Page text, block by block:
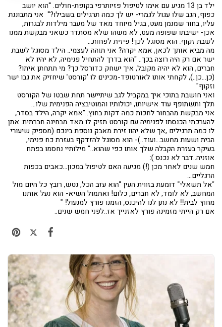
ילד בן 13 מגיע עם אימו לטיפול פזיותרפי בקופת-חולים. "הוא יושב
כפוף, הגב שלו עגול לגמרי- יש לך כמה תרגילים בשבילו?" אני מתבוננת
עליו, בחור שמנמן מעט, בגיל מיוחד מאד של מעבר מילדות לבגרות,
אכן- ישיבתו שפופה מעט, לא משהו שלא מסתדר כשאני מבקשת ממנו
לשבת זקוף. הוא מסוגל לכך! פיזית לפחות...
מה מביא אותך לכאן, אמא יקרה? אני תוהה לעצמי.. הילד מסוגל לשבת
ישר אם רק היה רוצה בכך.. "הוא בדרך להתחיל פנימיה, לא יהיו לא
חברים, הוא לא יהיה מקובל, איך ישחק כדורסל כך? מי תתחתן איתו?
(כן...כן..), לקחתי אותו לאורטופד-מכינים לו 'קורסט' שיחזיק את גבו ישר
וזקוף"
ואני חושבת בתוכי איך במקביל לגב שיתיישר תחת שבטו של הקורסט
תלך ותשתופף עוד אישיותו, יכולותיו והמוטיבציה הפנימית שלו...
אני מבקשת מהבחור לחכות כמה דקות בחוץ.."אמא יקרה, הילד בסדר,
להערכתי הכנסתו לפנימיה עם קורסט תזיק לו מאד מבחינה חברתית..אתן
לו כמה תרגילים ,אך שלא יהוו זירת מאבק נוספת בינכם (מספיק שיעורי
הבית ושעות מחשב...ועוד..)- הוא מסוגל להזדקף בעזרת כח פנימי,
בעיקר בעזרת הקבלה שלך אותו כפי שהוא.." מילותיי נחסמו בפתח
אוזניה..דבר לא נכנס ):
חמש שנים לאחר מכן (!) מגיעה האם לטיפול במכון...כאבים בכפות
הרגליים...
"אל תשאלי" דומעת בזווית העין "הוא עזב הכל, נטש, רובץ כל היום מול
המחשב, לא לומד, לא חברים, כלום! ואתמול השיא- הוא נעל אותנו
מחוץ לבית!! לא נתן לנו להיכנס, הזמנו פורץ למנעול! "
אם רק הייתי מזמינה פורץ לאזנייך אז..לפני חמש שנים..